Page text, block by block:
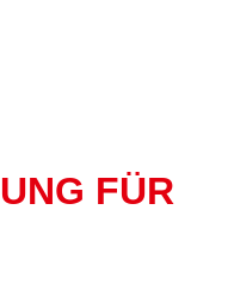
FÜR